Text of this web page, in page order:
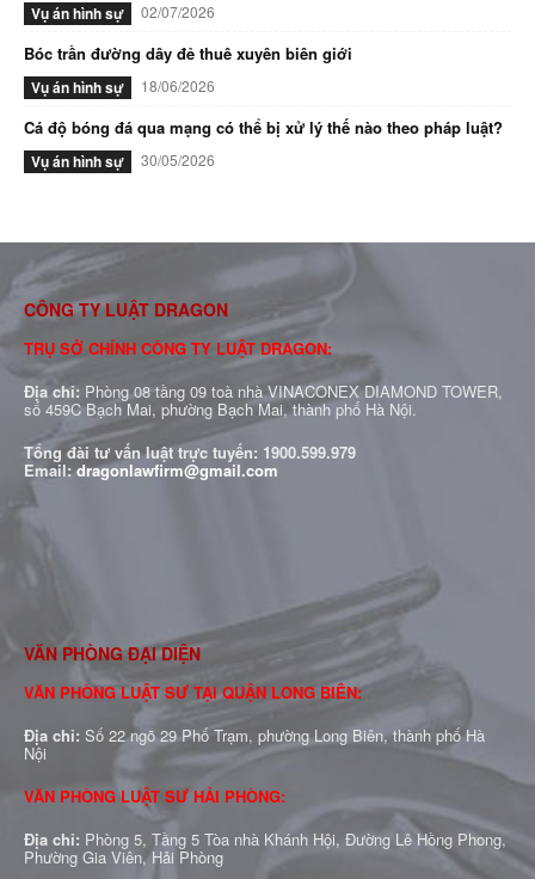
Vụ án hình sự 02/07/2026
Bóc trần đường dây đẻ thuê xuyên biên giới
Vụ án hình sự 18/06/2026
Cá độ bóng đá qua mạng có thể bị xử lý thế nào theo pháp luật?
Vụ án hình sự 30/05/2026
CÔNG TY LUẬT DRAGON
TRỤ SỞ CHÍNH CÔNG TY LUẬT DRAGON:
Địa chỉ: Phòng 08 tầng 09 toà nhà VINACONEX DIAMOND TOWER,
số 459C Bạch Mai, phường Bạch Mai, thành phố Hà Nội.
Tổng đài tư vấn luật trực tuyến: 1900.599.979
Email:dragonlawfirm@gmail.com
VĂN PHÒNG ĐẠI DIỆN
VĂN PHÒNG LUẬT SƯ TẠI QUẬN LONG BIÊN:
Địa chỉ: Số 22 ngõ 29 Phố Trạm, phường Long Biên, thành phố Hà
Nội
VĂN PHÒNG LUẬT SƯ HẢI PHÒNG:
Địa chỉ: Phòng 5, Tầng 5 Tòa nhà Khánh Hội, Đường Lê Hồng Phong,
Phường Gia Viên, Hải Phòng